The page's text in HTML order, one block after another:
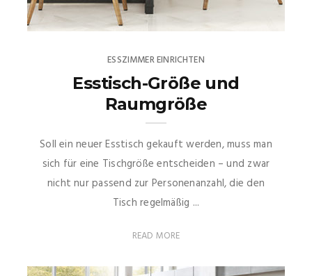
ESSZIMMER EINRICHTEN
Esstisch-Größe und
Raumgröße
Soll ein neuer Esstisch gekauft werden, muss man
sich für eine Tischgröße entscheiden – und zwar
nicht nur passend zur Personenanzahl, die den
Tisch regelmäßig ...
READ MORE